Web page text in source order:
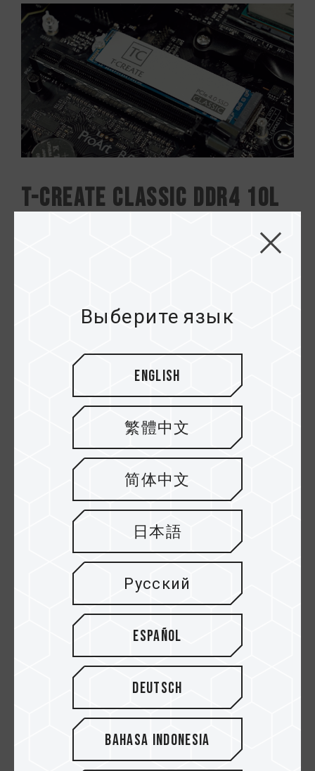
T-CREATE CLASSIC DDR4 10L
Поскольку это та же серия, что и SSD, цвета и
проблемы с подбором цветов. Осталось только
подключить и все.
создателям, у которых нет времени заниматься
разгоном, легко ощутить производительность
высокочастотной памяти. Эта серия доступна в
32 ГБ емкости. Сейчас я перечислил только
самые основные характеристики. Если требуется
больший объем для многозадачности или
рендеринга, то вы можете выбрать память
большей емкости. Материнская плата и
процессор который мы выбрали для сборки
полностью поддерживает флагманскую
спецификацию 32 ГБ * 4 3200 МГц!
Выберите язык
English
繁體中文
简体中文
日本語
Русский
Español
Deutsch
Bahasa Indonesia